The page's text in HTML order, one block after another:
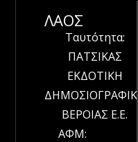
ΛΑΟΣ
Ταυτότητα:
ΠΑΤΣΙΚΑΣ
ΕΚΔΟΤΙΚΗ
ΔΗΜΟΣΙΟΓΡΑΦΙΚΗ
ΒΕΡΟΙΑΣ Ε.Ε.
ΑΦΜ: